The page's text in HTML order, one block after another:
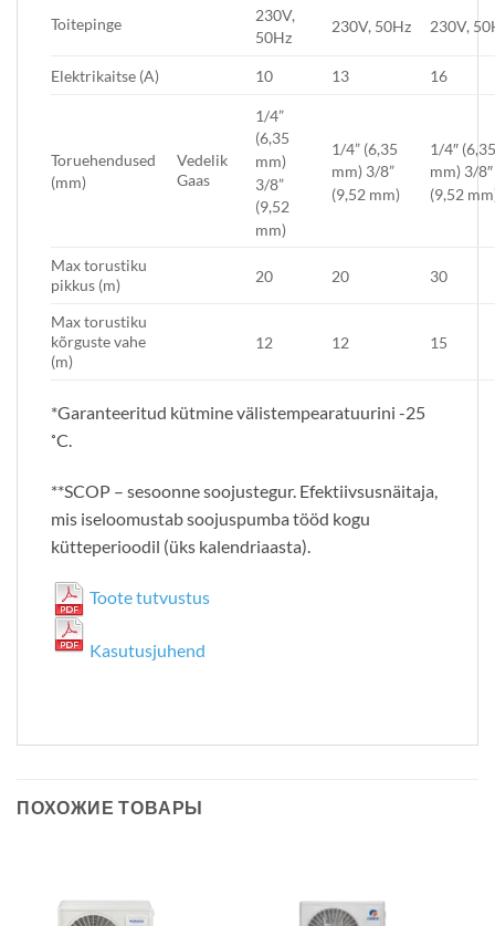
Toitepinge
230V,
50Hz
230V, 50Hz 230V,
Elektrikaitse (A) 10 13 16
Toruehendused
(mm)
Vedelik
Gaas
1/4”
(6,35
mm)
3/8”
(9,52
mm)
1/4” (6,35
mm) 3/8”
(9,52 mm)
1/4″
mm) 3/8″
(9,52
Max torustiku
pikkus (m)
20 20 30
Max torustiku
kõrguste vahe
(m)
12 12 15
*Garanteeritud kütmine välistempearatuurini -25
˚C.
**SCOP – sesoonne soojustegur. Efektiivsusnäitaja,
mis iseloomustab soojuspumba tööd kogu
kütteperioodil (üks kalendriaasta).
Toote tutvustus
Kasutusjuhend
ПОХОЖИЕ ТОВАРЫ